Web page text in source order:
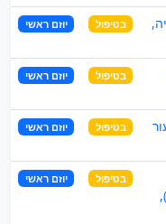
בטיפול יוזם ראשי
בטיפול יוזם ראשי
בטיפול יוזם ראשי
בטיפול יוזם ראשי